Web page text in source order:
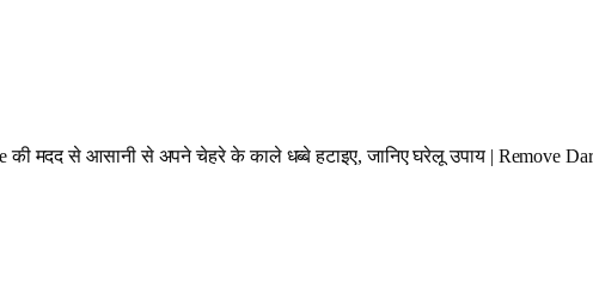
मदद से आसानी से अपने चेहरे के काले धब्बे हटाइए, जानिए घरेलू उपाय | Remove